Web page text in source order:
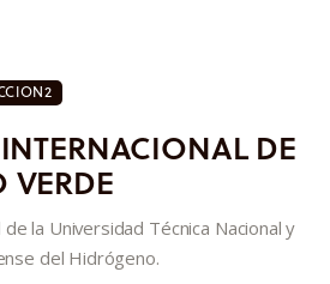
DE
VERDE
la Universidad Técnica Nacional y
del Hidrógeno.